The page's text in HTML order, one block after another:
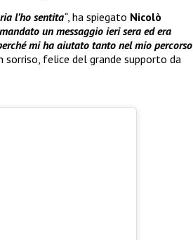
l’ho sentita“, ha spiegato Nicolò
un messaggio ieri sera ed era
mi ha aiutato tanto nel mio percorso
sorriso, felice del grande supporto da